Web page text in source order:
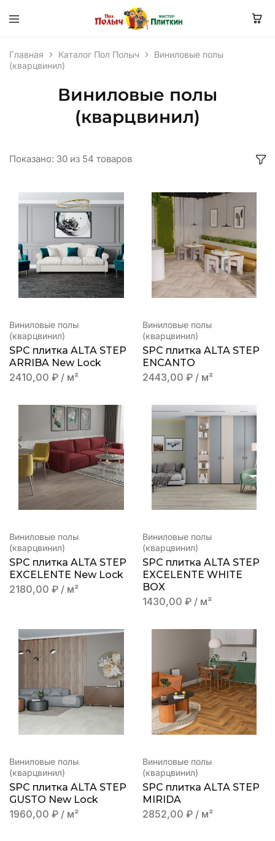
Главная Каталог Пол Полыч
Виниловые полы
(кварцвинил)
Виниловые полы
(кварцвинил)
Показано: 30 из 54 товаров
Виниловые полы
(кварцвинил)
SPC плитка ALTA STEP
ARRIBA New Lock
2410,00 ₽ / м²
Виниловые полы
(кварцвинил)
SPC плитка ALTA STEP
ENCANTO
2443,00 ₽ / м²
Виниловые полы
(кварцвинил)
SPC плитка ALTA STEP
EXCELENTE New Lock
2180,00 ₽ / м²
Виниловые полы
(кварцвинил)
SPC плитка ALTA STEP
EXCELENTE WHITE
BOX
1430,00 ₽ / м²
Виниловые полы
(кварцвинил)
SPC плитка ALTA STEP
GUSTO New Lock
1960,00 ₽ / м²
Виниловые полы
(кварцвинил)
SPC плитка ALTA STEP
MIRIDA
2852,00 ₽ / м²